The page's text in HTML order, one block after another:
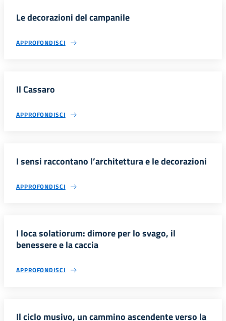
Le decorazioni del campanile
APPROFONDISCI
Il Cassaro
APPROFONDISCI
I sensi raccontano l’architettura e le decorazioni
APPROFONDISCI
I loca solatiorum: dimore per lo svago, il
benessere e la caccia
APPROFONDISCI
Il ciclo musivo, un cammino ascendente verso la